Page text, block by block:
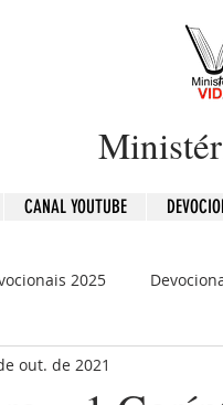
CANAL YOUTUBE
2025
120 Dias - Leitura
out. de 2021